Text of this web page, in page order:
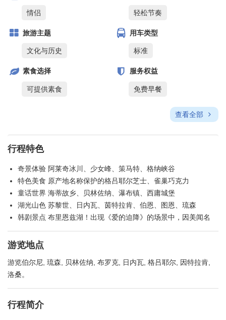
情侣 轻松节奏
旅游主题
文化与历史
用车类型
标准
素食选择
可提供素食
服务权益
免费早餐
查看全部
行程特色
奇景体验 阿莱奇冰川、少女峰、策马特、格纳峡谷
特色美食 原产地名称保护的格吕耶尔芝士、雀巢巧克力
童话世界 海蒂故乡、贝林佐纳、瀑布镇、西庸城堡
湖光山色 苏黎世、日内瓦、茵特拉肯、伯恩、图恩、琉森
韩剧景点 布里恩兹湖！出现《爱的迫降》的场景中，因美闻名
游览地点
游览伯尔尼, 琉森, 贝林佐纳, 布罗克, 日内瓦, 格吕耶尔, 因特拉肯,
洛桑。
行程简介